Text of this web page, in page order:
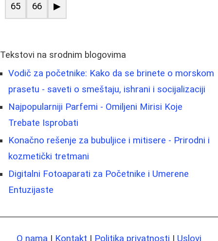
65 66 ▶
Tekstovi na srodnim blogovima
Vodič za početnike: Kako da se brinete o morskom
prasetu - saveti o smeštaju, ishrani i socijalizaciji
Najpopularniji Parfemi - Omiljeni Mirisi Koje
Trebate Isprobati
Konačno rešenje za bubuljice i mitisere - Prirodni i
kozmetički tretmani
Digitalni Fotoaparati za Početnike i Umerene
Entuzijaste
O nama | Kontakt | Politika privatnosti | Uslovi